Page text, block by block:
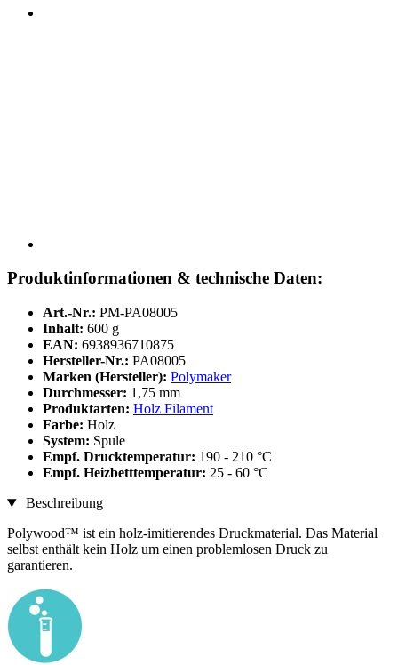
Produktinformationen & technische Daten:
Art.-Nr.: PM-PA08005
Inhalt: 600 g
EAN: 6938936710875
Hersteller-Nr.: PA08005
Marken (Hersteller): Polymaker
Durchmesser: 1,75 mm
Produktarten: Holz Filament
Farbe: Holz
System: Spule
Empf. Drucktemperatur: 190 - 210 °C
Empf. Heizbetttemperatur: 25 - 60 °C
Beschreibung
Polywood™ ist ein holz-imitierendes Druckmaterial. Das Material
selbst enthält kein Holz um einen problemlosen Druck zu
garantieren.